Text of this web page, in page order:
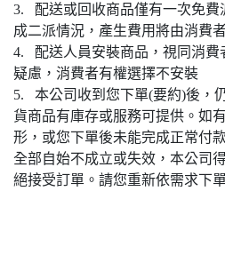
3. 配送或回收商品僅有一次免費
成二派情況，產生費用將由消費
4. 配送人員安裝商品，視同消費
疑慮，消費者有權選擇不安裝
5. 本公司收到您下單(要約)後，
貨商品有庫存或服務可提供。如
形，或您下單後未能完成正常付
全部自始不成立或失效，本公司
絕接受訂單。請您重新依需求下